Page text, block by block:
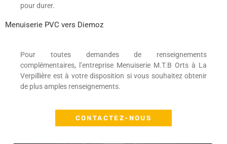
pour durer.
Menuiserie PVC vers Diemoz
Pour toutes demandes de renseignements
complémentaires, l’entreprise Menuiserie M.T.B Orts à La
Verpillière est à votre disposition si vous souhaitez obtenir
de plus amples renseignements.
CONTACTEZ-NOUS